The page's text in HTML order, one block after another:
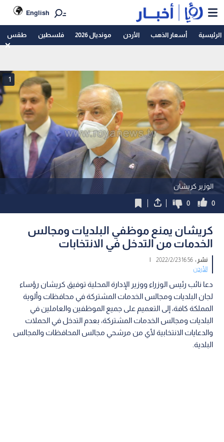
English
الرئيسية أسعار الذهب الأردن مونديال 2026 فلسطين طقس
الوزير كريشان
1
0
0
كريشان يمنع موظفي البلديات ومجالس
الخدمات من التدخل في الانتخابات
نشر :16:56 2022/2/23
|
الأردن
دعا نائب رئيس الوزراء ووزير الإدارة المحلية توفيق كريشان رؤساء
لجان البلديات ومجالس الخدمات المشتركة في محافظات وألوية
المملكة كافة، إلى التعميم على جميع الموظفين والعاملين في
البلديات ومجالس الخدمات المشتركة، بعدم التدخل في الحملات
والدعايات الانتخابية لأي من مرشحي مجالس المحافظات والمجالس
البلدية.